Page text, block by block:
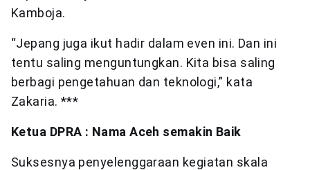
Kamboja.
“Jepang juga ikut hadir dalam even ini. Dan ini
tentu saling menguntungkan. Kita bisa saling
berbagi pengetahuan dan teknologi,” kata
Zakaria. ***
Ketua DPRA : Nama Aceh semakin Baik
Suksesnya penyelenggaraan kegiatan skala